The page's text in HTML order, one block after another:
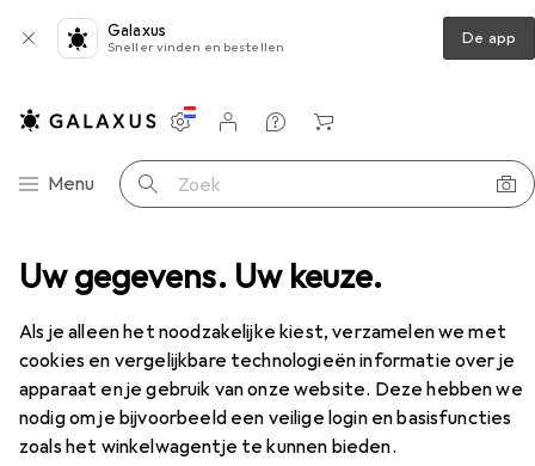
Uw gegevens. Uw keuze.
Als je alleen het noodzakelijke kiest, verzamelen we met
cookies en vergelijkbare technologieën informatie over je
apparaat en je gebruik van onze website. Deze hebben we
nodig om je bijvoorbeeld een veilige login en basisfuncties
zoals het winkelwagentje te kunnen bieden.
Galaxus
Sneller vinden en bestellen De app
Categorie navigatie
Menu Zoek op
Instellingen
Klantenaccount
Produktvergelijking
Verlanglijstje
Winkelmandje
PoE+ Switch AV Line M4250-26G4XF-PoE+ 28 Port
NetgearPoE+ Switch AV Line M4250-
26G4XF-PoE+ 28 Port
26 ports